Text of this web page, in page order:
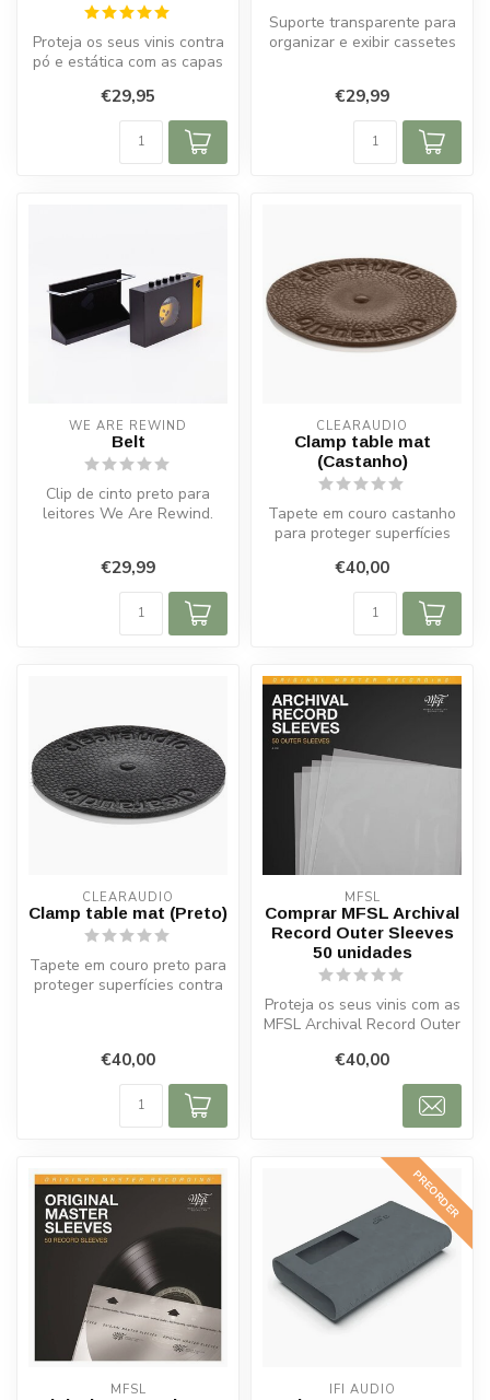
Proteja os seus vinis contra
pó e estática com as capas
€29,95
Suporte transparente para
organizar e exibir cassetes
€29,99
WE ARE REWIND
Belt
Clip de cinto preto para
leitores We Are Rewind.
€29,99
CLEARAUDIO
Clamp table mat
(Castanho)
Tapete em couro castanho
para proteger superfícies
C...
€40,00
CLEARAUDIO
Clamp table mat (Preto)
Tapete em couro preto para
proteger superfícies contra
€40,00
MFSL
Comprar MFSL Archival
Record Outer Sleeves
50 unidades
Proteja os seus vinis com as
MFSL Archival Record Outer
€40,00
MFSL
PREORDER
IFI AUDIO